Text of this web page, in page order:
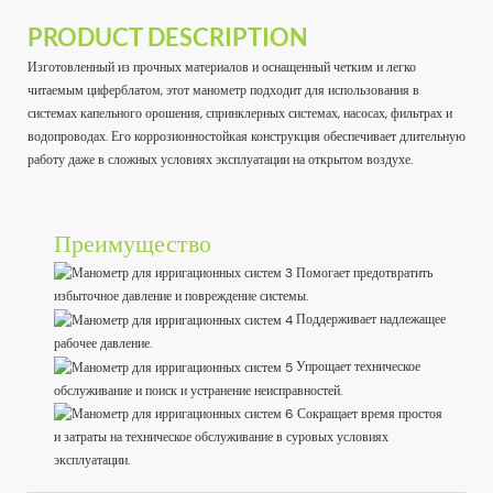
PRODUCT DESCRIPTION
Изготовленный из прочных материалов и оснащенный четким и легко
читаемым циферблатом, этот манометр подходит для использования в
системах капельного орошения, спринклерных системах, насосах, фильтрах и
водопроводах. Его коррозионностойкая конструкция обеспечивает длительную
работу даже в сложных условиях эксплуатации на открытом воздухе.
Преимущество
Помогает предотвратить
избыточное давление и повреждение системы.
Поддерживает надлежащее
рабочее давление.
Упрощает техническое
обслуживание и поиск и устранение неисправностей.
Сокращает время простоя
и затраты на техническое обслуживание в суровых условиях
эксплуатации.